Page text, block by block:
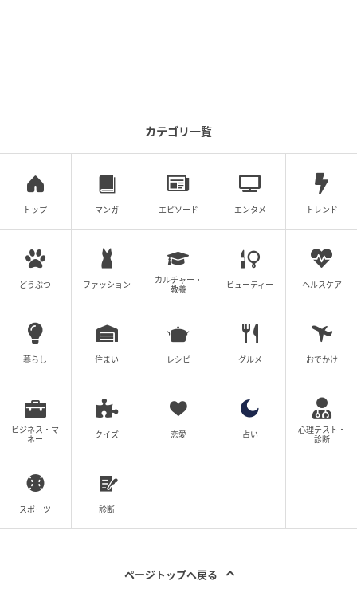
カテゴリ一覧
トップ マンガ エピソード エンタメ トレンド
どうぶつ ファッション
カルチャー・
教養
ビューティー ヘルスケア
暮らし 住まい レシピ グルメ おでかけ
ビジネス・マ
ネー
クイズ 恋愛 占い
心理テスト・
診断
スポーツ 診断
ページトップへ戻る